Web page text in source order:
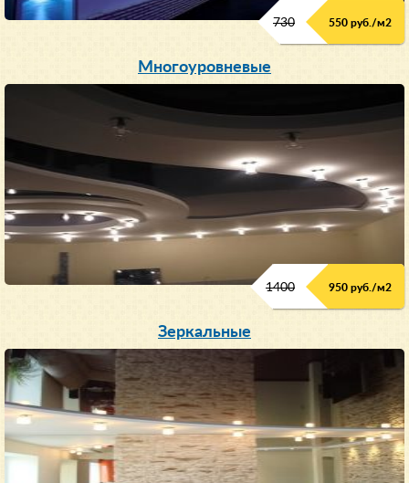
730 550 руб./м2
Многоуровневые
1400 950 руб./м2
Зеркальные